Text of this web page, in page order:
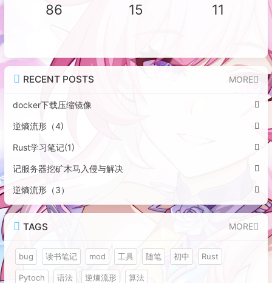
86 15 11
RECENT POSTS MORE
docker下载压缩镜像
逆熵流形（4)
Rust学习笔记(1)
记服务器挖矿木马入侵与解决
逆熵流形（3）
TAGS MORE
bug 读书笔记 mod 工具 随笔 初中 Rust
Pytoch 语法 逆熵流形 算法